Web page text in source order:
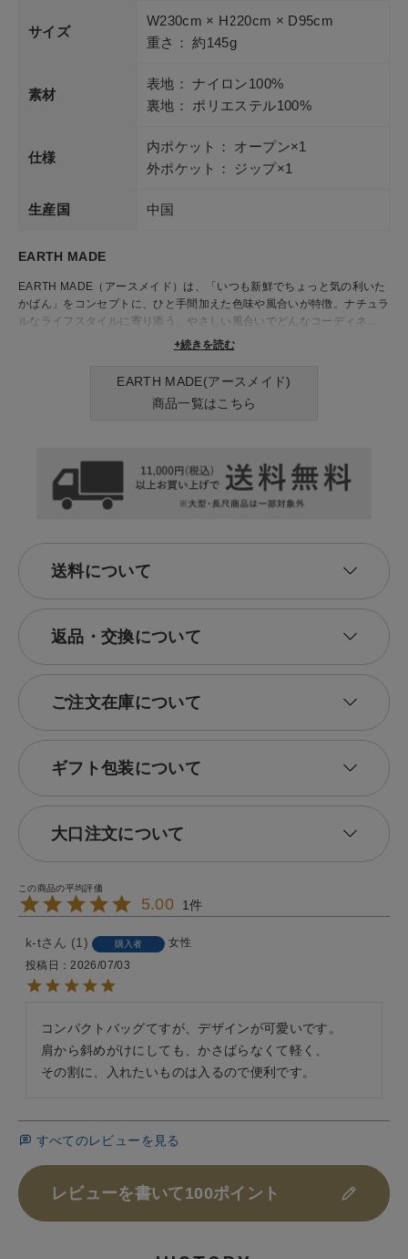
サイズ
W230cm × H220cm × D95cm
重さ： 約145g
素材
表地： ナイロン100%
裏地： ポリエステル100%
仕様
内ポケット： オープン×1
外ポケット： ジップ×1
生産国 中国
EARTH MADE
EARTH MADE（アースメイド）は、「いつも新鮮でちょっと気の利いた
かばん」をコンセプトに、ひと手間加えた色味や風合いが特徴。ナチュラ
ルなライフスタイルに寄り添う、やさしい風合いでどんなコーディネート
にもなじむリュックやショルダーバッグ、トートバッグなど、毎日持ちた
リュックは収納力がありながら軽く、使い勝手も抜群。内ポケットや開け
口の工夫など、日々の暮らしに嬉しい細かな気配りも詰まっています。ど
+続きを読む
EARTH MADE(アースメイド)
商品一覧はこちら
送料について
返品・交換について
ご注文在庫について
ギフト包装について
大口注文について
5.00 1
k-t 1 購入者
女性
投稿日
2026/07/03
コンパクトバッグてすが、デザインが可愛いです。
肩から斜めがけにしても、かさばらなくて軽く、
その割に、入れたいものは入るので便利です。
すべてのレビューを見る
レビューを書いて100ポイント